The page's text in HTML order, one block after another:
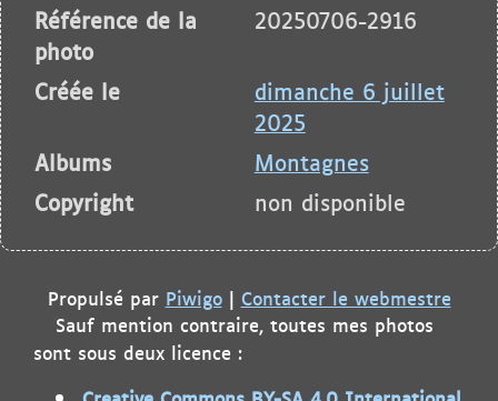
Référence de la
photo
20250706-2916
Créée le
dimanche 6 juillet
2025
Albums
Montagnes
Copyright
non disponible
Propulsé par Piwigo| Contacter le webmestre
Sauf mention contraire, toutes mes photos
sont sous deux licence :